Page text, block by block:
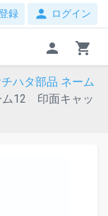
録 person ログイン
person shopping_cart
ハタ部品 ネーム
ム12 印面キャッ